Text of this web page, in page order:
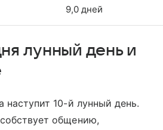
9,0 дней
лунный день и
наступит 10-й лунный день.
общению,